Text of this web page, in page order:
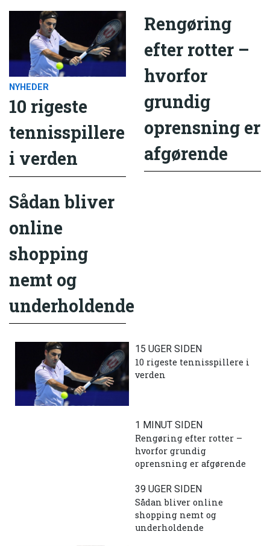
NYHEDER
10 rigeste
tennisspillere
i verden
Rengøring
efter rotter –
hvorfor
grundig
oprensning er
afgørende
Sådan bliver
online
shopping
nemt og
underholdende
15 UGER SIDEN
10 rigeste tennisspillere i
verden
1 MINUT SIDEN
Rengøring efter rotter –
hvorfor grundig
oprensning er afgørende
39 UGER SIDEN
Sådan bliver online
shopping nemt og
underholdende